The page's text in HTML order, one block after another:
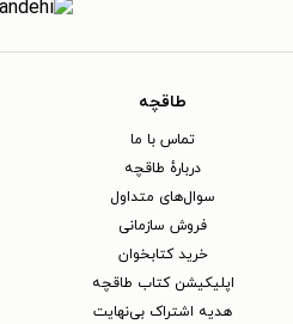
طاقچه
تماس با ما
دربارهٔ طاقچه
سوال‌های متداول
فروش سازمانی
خرید کتابخوان
اپلیکیشن کتاب طاقچه
هدیه اشتراک بی‌نهایت